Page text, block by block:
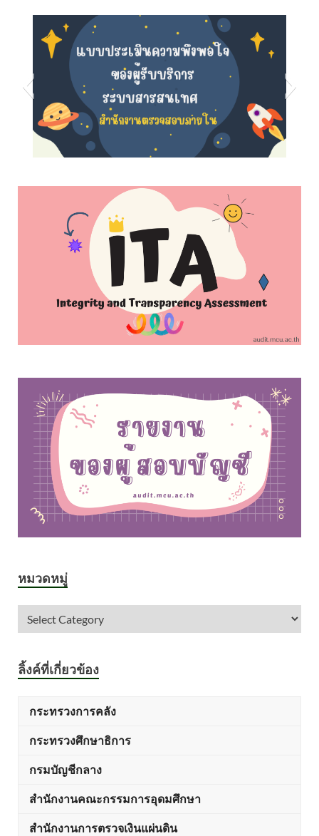
s7
หมวดหมู่
ลิ้งค์ที่เกี่ยวข้อง
กระทรวงการคลัง
กระทรวงศึกษาธิการ
กรมบัญชีกลาง
สำนักงานคณะกรรมการอุดมศึกษา
สำนักงานการตรวจเงินแผ่นดิน